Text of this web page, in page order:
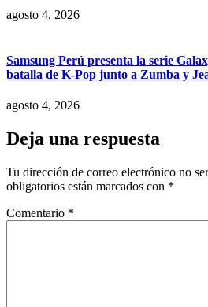
agosto 4, 2026
Samsung Perú presenta la serie
batalla de K-Pop junto a Zumba y
agosto 4, 2026
Deja una respuesta
Tu dirección de correo electrónico no
obligatorios están marcados con *
Comentario *